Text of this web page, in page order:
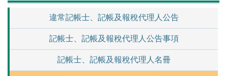
違常記帳士、記帳及報稅代理人公告
記帳士、記帳及報稅代理人公告事項
記帳士、記帳及報稅代理人名冊